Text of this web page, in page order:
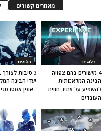
מאמרים קשורים
בלוגים
3 סיבות
יעדי הבינה
באופן אסטרטגי
בלוגים
4 מישורים בהם צפויה
הבינה המלאכותית
להשפיע על עתיד חווית
העובדים